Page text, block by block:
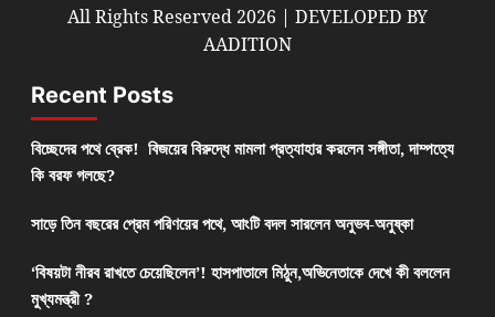
All Rights Reserved 2026 | DEVELOPED BY
AADITION
Recent Posts
বিচ্ছেদের পথে ব্রেক! বিজয়ের বিরুদ্ধে মামলা প্রত্যাহার করলেন সঙ্গীতা, দাম্পত্যে
কি বরফ গলছে?
সাড়ে তিন বছরের প্রেম পরিণয়ের পথে, আংটি বদল সারলেন অনুভব-অনুষ্কা
‘বিষয়টা নীরব রাখতে চেয়েছিলেন’! হাসপাতালে মিঠুন,অভিনেতাকে দেখে কী বললেন
মুখ্যমন্ত্রী ?